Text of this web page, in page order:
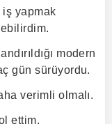
iş yapmak
modern
gün sürüyordu.
verimli olmalı.
ettim.